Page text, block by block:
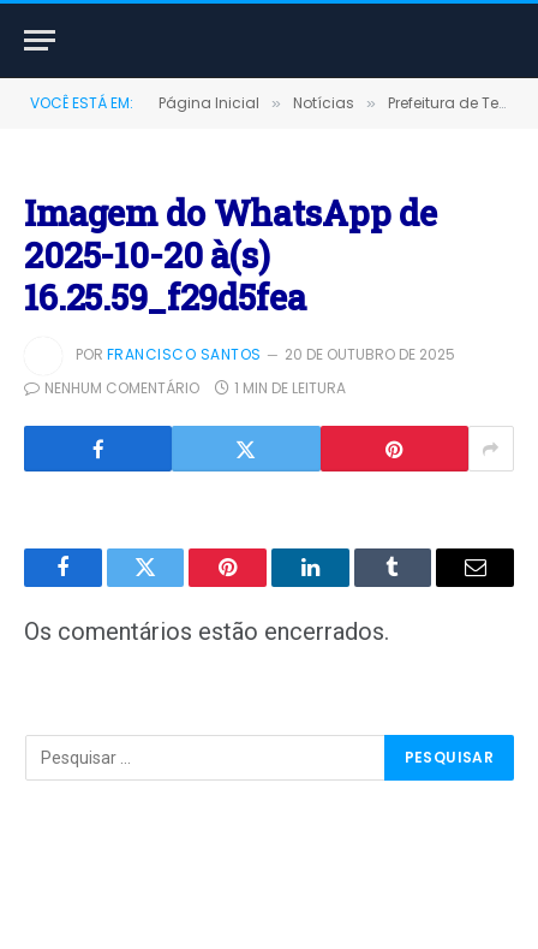
VOCÊ ESTÁ EM: Página Inicial » Notícias » Prefeitura de Terra Santa realiza “Tarde Alegre” e celebra o mês das crianças com uma grande festa de alegria e integração
Imagem do WhatsApp de
2025-10-20 à(s)
16.25.59_f29d5fea
POR FRANCISCO SANTOS
20 DE OUTUBRO DE 2025
NENHUM COMENTÁRIO
1 MIN DE LEITURA
FacebookTwitter Pinterest LinkedInTumblr
E-
Os comentários estão encerrados.